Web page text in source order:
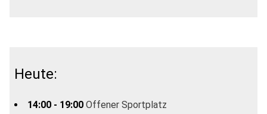
Heute:
14:00 - 19:00 Offener Sportplatz